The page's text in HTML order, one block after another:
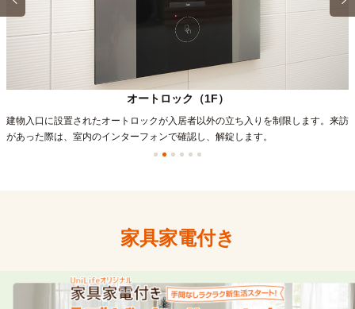
オートロック（1F）
建物入口に設置されたオートロックが入居者以外の立ち入りを制限します。来訪
があった際は、室内のインターフォンで確認し、解錠します。
家具家電付き